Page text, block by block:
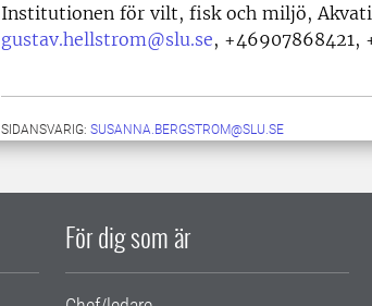
Institutionen för vilt, fisk och miljö,
gustav.hellstrom@slu.se, +46907868421,
SIDANSVARIG: SUSANNA.BERGSTROM@SLU.SE
För dig som är